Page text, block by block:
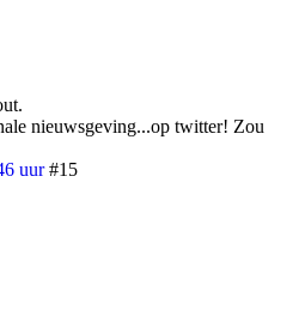
nieuwsgeving...op twitter! Zou
uur #15